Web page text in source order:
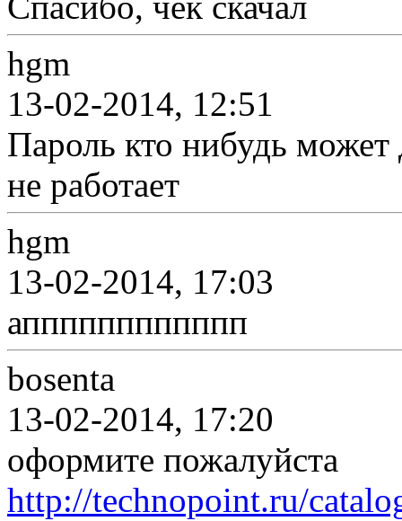
hgm
13-02-2014, 12:51
Пароль кто нибудь может
не работает
hgm
13-02-2014, 17:03
апппппппппппп
bosenta
13-02-2014, 17:20
оформите пожалуйста
http://technopoint.ru/